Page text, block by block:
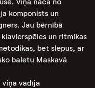
komponists un
Jau bērnībā
un ritmikas
bet slepus, ar
baletu Maskavā
viņa vadīja